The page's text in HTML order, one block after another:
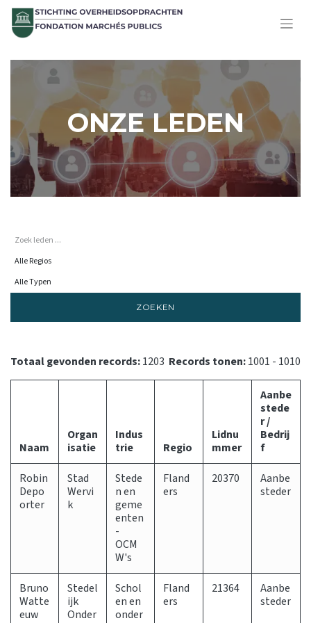
ONZE LEDEN
ZOEKEN
Totaal gevonden records:1203 Records tonen:1001 - 1010
Naam
Organ
isatie
Indus
trie
Regio
Lidnu
mmer
Aanbe
stede
r /
Bedrij
f
Robin
Depo
orter
Stad
Wervi
k
Stede
n en
geme
enten
-
OCM
W's
Fland
ers
20370
Aanbe
steder
Bruno
Watte
euw
Stedel
ijk
Onder
Schol
en en
onder
Fland
ers
21364
Aanbe
steder